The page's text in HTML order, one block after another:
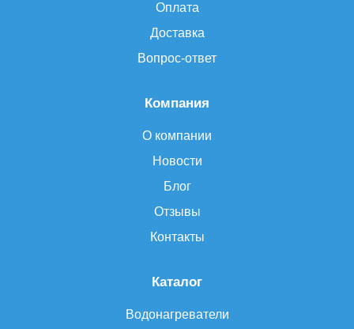
Каталог
Водонагреватели
Компания
О компании
Новости
Блог
Отзывы
Контакты
Оплата
Доставка
Вопрос-ответ